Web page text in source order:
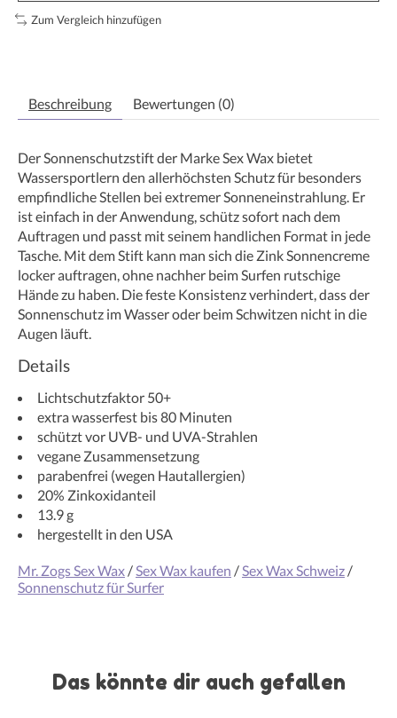
Zum Vergleich hinzufügen
Beschreibung Bewertungen (0)
Der Sonnenschutzstift der Marke Sex Wax bietet
Wassersportlern den allerhöchsten Schutz für besonders
empfindliche Stellen bei extremer Sonneneinstrahlung. Er
ist einfach in der Anwendung, schütz sofort nach dem
Auftragen und passt mit seinem handlichen Format in jede
Tasche. Mit dem Stift kann man sich die Zink Sonnencreme
locker auftragen, ohne nachher beim Surfen rutschige
Hände zu haben. Die feste Konsistenz verhindert, dass der
Sonnenschutz im Wasser oder beim Schwitzen nicht in die
Augen läuft.
Details
Lichtschutzfaktor 50+
extra wasserfest bis 80 Minuten
schützt vor UVB- und UVA-Strahlen
vegane Zusammensetzung
parabenfrei (wegen Hautallergien)
20% Zinkoxidanteil
13.9 g
hergestellt in den USA
Mr. Zogs Sex Wax / Sex Wax kaufen / Sex Wax Schweiz /
Sonnenschutz für Surfer
Das könnte dir auch gefallen